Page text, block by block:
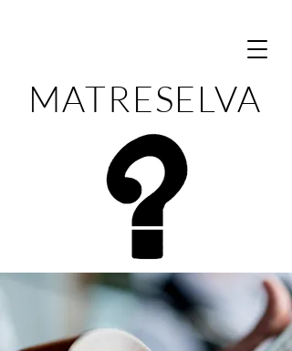
MATRESELVA